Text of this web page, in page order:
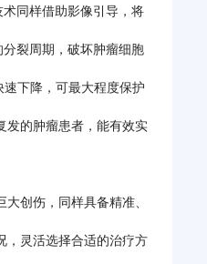
同样借助影像引导，将
裂周期，破坏肿瘤细胞
下降，可最大程度保护
发的肿瘤患者，能有效实
创伤，同样具备精准、
，灵活选择合适的治疗方